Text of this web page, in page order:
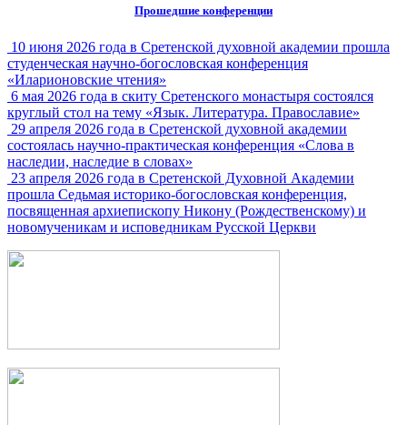
Прошедшие конференции
10 июня 2026 года в Сретенской духовной академии прошла
студенческая научно-богословская конференция
«Иларионовские чтения»
6 мая 2026 года в скиту Сретенского монастыря состоялся
круглый стол на тему «Язык. Литература. Православие»
29 апреля 2026 года в Сретенской духовной академии
состоялась научно-практическая конференция «Слова в
наследии, наследие в словах»
23 апреля 2026 года в Сретенской Духовной Академии
прошла Седьмая историко-богословская конференция,
посвященная архиепископу Никону (Рождественскому) и
новомученикам и исповедникам Русской Церкви